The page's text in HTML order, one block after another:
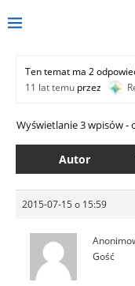
Ten temat ma 2
11 lat temu przez
Wyświetlanie 3 wpisów -
Autor
2015-07-15 o 15:59
Gość